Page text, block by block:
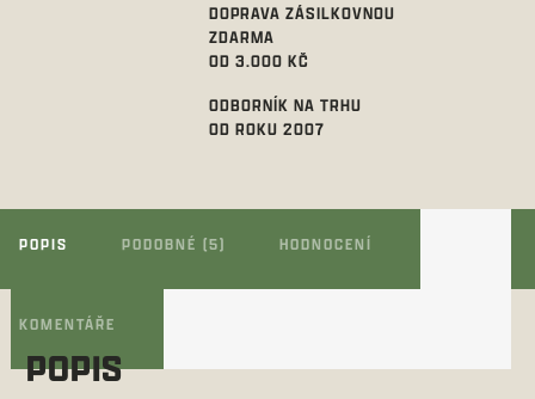
DOPRAVA ZÁSILKOVNOU
ZDARMA
OD 3.000 KČ
ODBORNÍK NA TRHU
OD ROKU 2007
POPIS PODOBNÉ (5) HODNOCENÍ
KOMENTÁŘE
POPIS